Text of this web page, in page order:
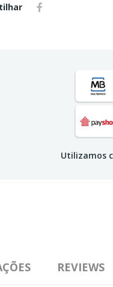
Utilizamos
REVIEWS